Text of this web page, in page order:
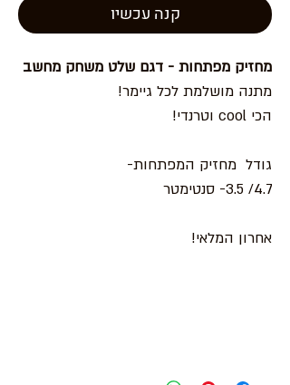
קנה עכשיו
מחזיק מפתחות - דגם שלט משחק מחשב
מתנה מושלמת לכל גיימר!
הכי cool וטרנדי!
גודל מחזיק המפתחות-
4.7/ 3.5- סנטימטר
אחרון המלאי!